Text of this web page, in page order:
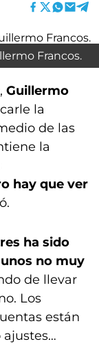
Francos.
Guillermo
la
de las
la
hay que ver
ha sido
no muy
de llevar
Los
están
ajustes…